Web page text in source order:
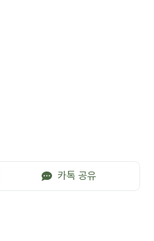
카톡 공유